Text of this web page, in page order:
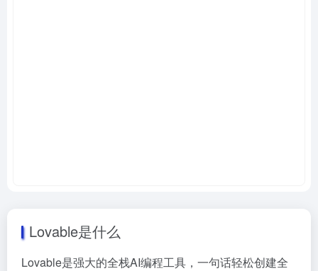
Lovable是什么
Lovable是强大的全栈AI编程工具，一句话轻松创建全